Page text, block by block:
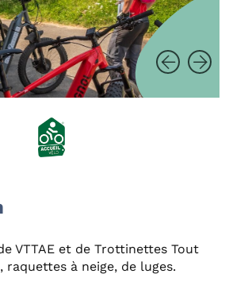
VTTAE et de Trottinettes Tout
raquettes à neige, de luges.